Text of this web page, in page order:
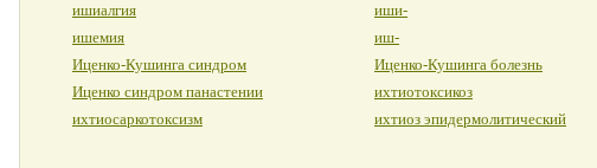
ишиалгия
иши-
ишемия
иш-
Иценко-Кушинга синдром
Иценко-Кушинга болезнь
Иценко синдром панастении
ихтиотоксикоз
ихтиосаркотоксизм
ихтиоз эпидермолитический